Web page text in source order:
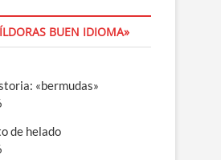
BUEN IDIOMA»
«bermudas»
de helado